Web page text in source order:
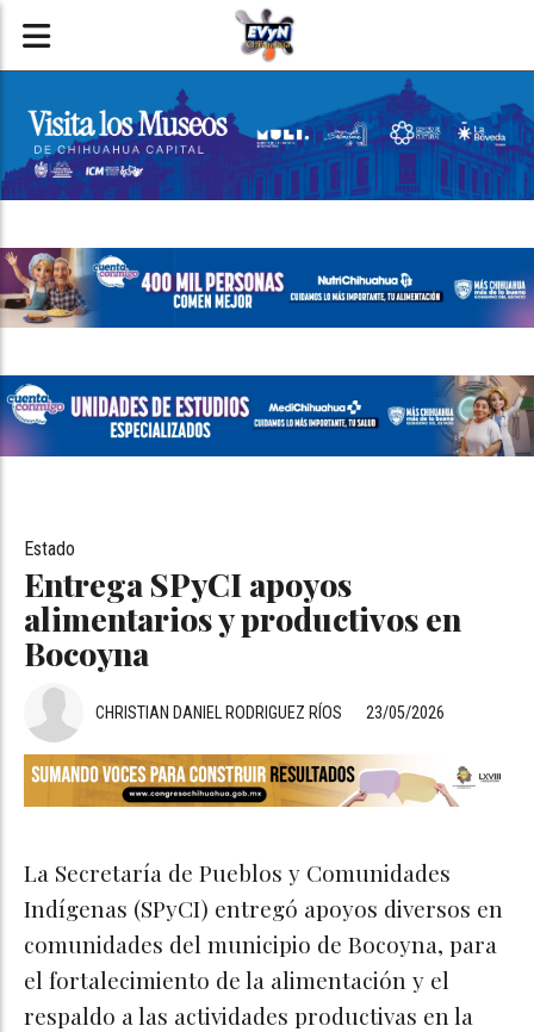
Entrega SPyCI apoyos
alimentarios y productivos en
Bocoyna
Estado
23/05/2026
CHRISTIAN DANIEL RODRIGUEZ RÍOS
La Secretaría de Pueblos y Comunidades
Indígenas (SPyCI) entregó apoyos diversos en
comunidades del municipio de Bocoyna, para
el fortalecimiento de la alimentación y el
respaldo a las actividades productivas en la